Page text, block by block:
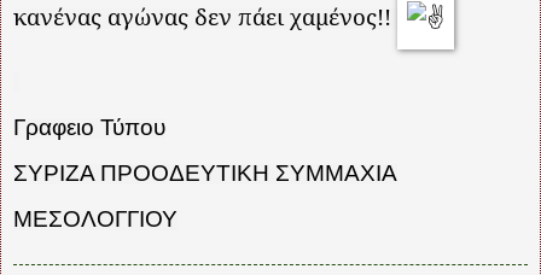
κανένας αγώνας δεν πάει χαμένος!!
Γραφειο Τύπου
ΣΥΡΙΖΑ ΠΡΟΟΔΕΥΤΙΚΗ ΣΥΜΜΑΧΙΑ
ΜΕΣΟΛΟΓΓΙΟΥ